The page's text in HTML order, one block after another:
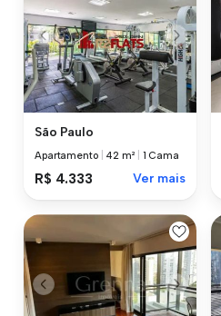
São Paulo
Apartamento 42 m² 1 Cama
R$ 4.333 Ver mais